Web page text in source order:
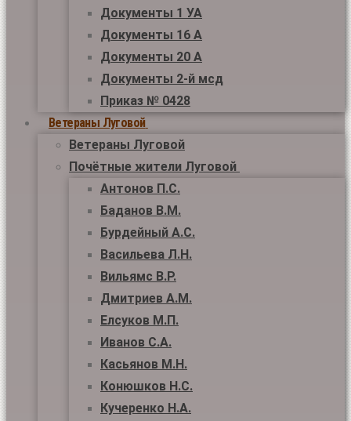
Документы 1 УА
Документы 16 А
Документы 20 А
Документы 2-й мсд
Приказ № 0428
Ветераны Луговой
Ветераны Луговой
Почётные жители Луговой
Антонов П.С.
Баданов В.М.
Бурдейный А.С.
Васильева Л.Н.
Вильямс В.Р.
Дмитриев А.М.
Елсуков М.П.
Иванов С.А.
Касьянов М.Н.
Конюшков Н.С.
Кучеренко Н.А.